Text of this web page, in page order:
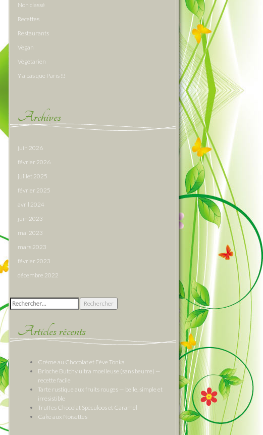
Non classé
Recettes
Restaurants
Vegan
Végétarien
Y a pas que Paris !!!
Archives
juin 2026
février 2026
juillet 2025
février 2025
avril 2024
juin 2023
mai 2023
mars 2023
février 2023
décembre 2022
Rechercher :
Articles récents
Crème au Chocolat et Fève Tonka
Brioche Butchy ultra moelleuse (sans beurre) —
recette facile
Tarte rustique aux fruits rouges — belle, simple et
irrésistible
Truffes Chocolat Spéculoos et Caramel
Cake aux Noisettes